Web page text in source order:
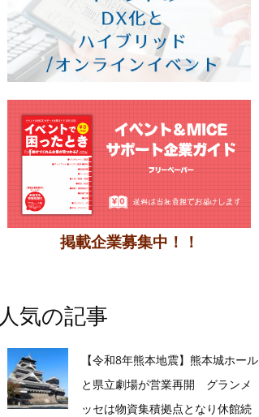
掲載企業募集中！！
人気の記事
【令和8年熊本地震】熊本城ホール
と県立劇場が営業再開 グランメ
ッセは物資集積拠点となり休館続